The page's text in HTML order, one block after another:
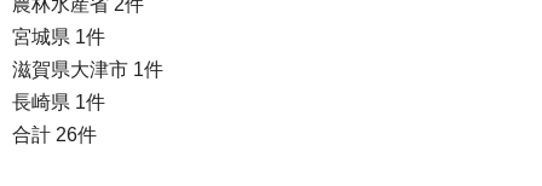
農林水産省 2件
宮城県 1件
滋賀県大津市 1件
長崎県 1件
合計 26件